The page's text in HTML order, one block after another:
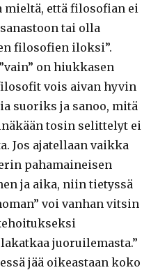
mieltä, että filosofian ei
tai olla
filosofien iloksi”.
on hiukkasen
vois aivan hyvin
suoriks ja sanoo, mitä
tosin selittelyt ei
Jos ajatellaan vaikka
pahamaineisen
ja aika, niin tietyssä
voi vanhan vitsin
juoruilemasta.”
jää oikeastaan koko